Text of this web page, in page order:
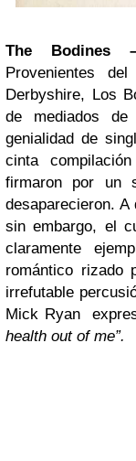
The Bodines
Provenientes
Derbyshire, Los
de mediados
genialidad de
cinta
firmaron por un
desaparecieron.
sin embargo, el
claramente
romántico rizado
irrefutable
Mick Ryan
health out of me”.